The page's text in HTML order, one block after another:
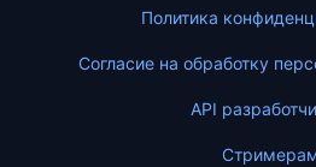
Политика
Согласие на обработку
API